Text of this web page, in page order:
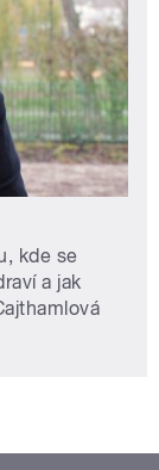
kde se
a jak